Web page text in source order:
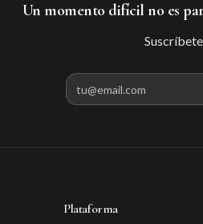
Un momento difícil no es
Plataforma